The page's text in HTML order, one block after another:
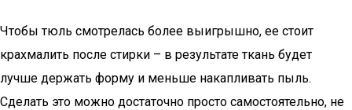
Чтобы тюль смотрелась более выигрышно, ее стоит
крахмалить после стирки – в результате ткань будет
лучше держать форму и меньше накапливать пыль.
Сделать это можно достаточно просто самостоятельно, не